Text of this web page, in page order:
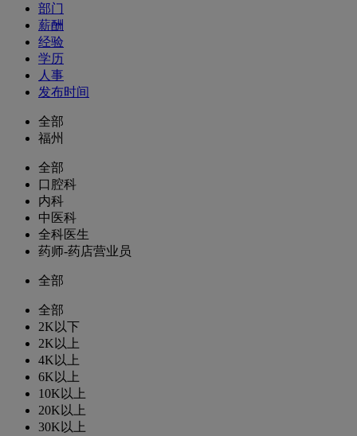
部门
薪酬
经验
学历
人事
发布时间
全部
福州
全部
口腔科
内科
中医科
全科医生
药师-药店营业员
全部
全部
2K以下
2K以上
4K以上
6K以上
10K以上
20K以上
30K以上